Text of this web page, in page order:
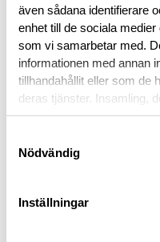
även sådana identifierare
enhet till de sociala
som vi samarbetar med.
informationen med annan
tillhandahållit eller som de
deras tjänster. Insamling,
personuppgifter kan
Nödvändig
Inställningar
BESKRIVNING
STORLEKSGUIDE
RECENSIONER
OM VARUMÄRKET